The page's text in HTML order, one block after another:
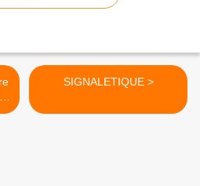
SIGNALETIQUE >